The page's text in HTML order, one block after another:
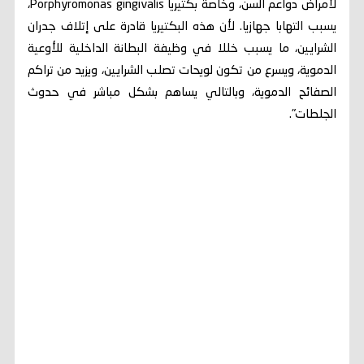
لأمراض دواعم السن، وخاصة بكتيريا Porphyromonas gingivalis،
يسبب التهابا جهازيا. لأن هذه البكتيريا قادرة على إتلاف جدران
الشرايين، ما يسبب خللا في وظيفة البطانة الداخلية للأوعية
الدموية، ويسرع من تكون لويحات تصلب الشرايين، ويزيد من تراكم
الصفائح الدموية، وبالتالي يساهم بشكل مباشر في حدوث
الجلطات".